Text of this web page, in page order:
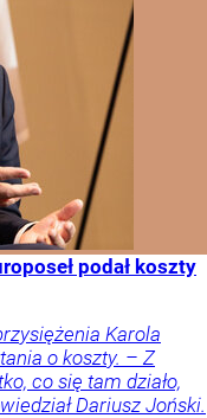
podał koszty
Karola
o koszty. – Z
co się tam działo,
Dariusz Joński.